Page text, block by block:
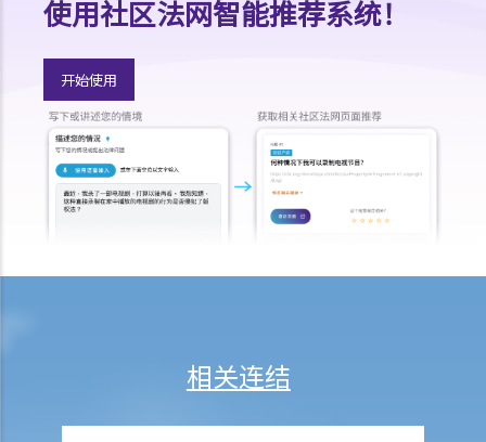
A. 对当押商收取当押物品时的禁制
C. 当票及总登记册
D. 交回物品及未赎回物品
E. 如当押的货品如属赃物，应如何处理？
F. 当押商就损失或损害须负的法律责任
常见信贷类型
A. 市场上有哪些主要的银行贷款类型?
4. 契约及承诺
使用社区法网智能推荐系统！
开始使用
相关连结